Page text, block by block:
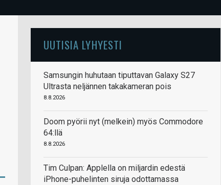
UUTISIA LYHYESTI
Samsungin huhutaan tiputtavan Galaxy S27
Ultrasta neljännen takakameran pois
8.8.2026
Doom pyörii nyt (melkein) myös Commodore
64:llä
8.8.2026
Tim Culpan: Applella on miljardin edestä
iPhone-puhelinten siruja odottamassa